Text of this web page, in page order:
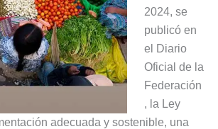
2024, se
publicó en
el Diario
Oficial de la
Federación
, la Ley
adecuada y sostenible, una